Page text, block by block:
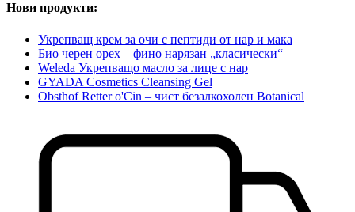
Нови продукти:
Укрепващ крем за очи с пептиди от нар и мака
Био черен орех – фино нарязан „класически“
Weleda Укрепващо масло за лице с нар
GYADA Cosmetics Cleansing Gel
Obsthof Retter o'Cin – чист безалкохолен Botanical